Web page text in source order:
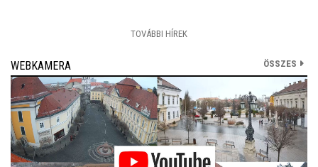
TOVÁBBI HÍREK
WEBKAMERA ÖSSZES